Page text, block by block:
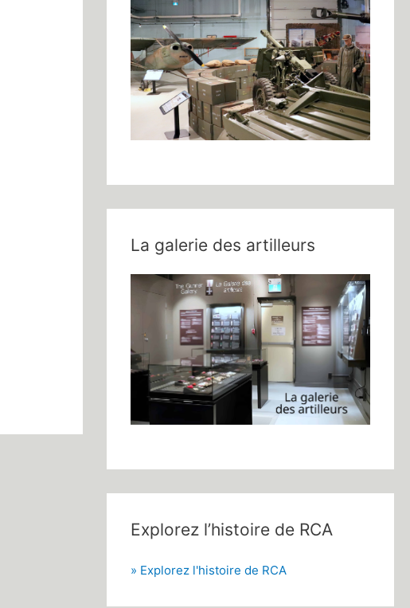
La galerie des artilleurs
Explorez l’histoire de RCA
» Explorez l'histoire de RCA